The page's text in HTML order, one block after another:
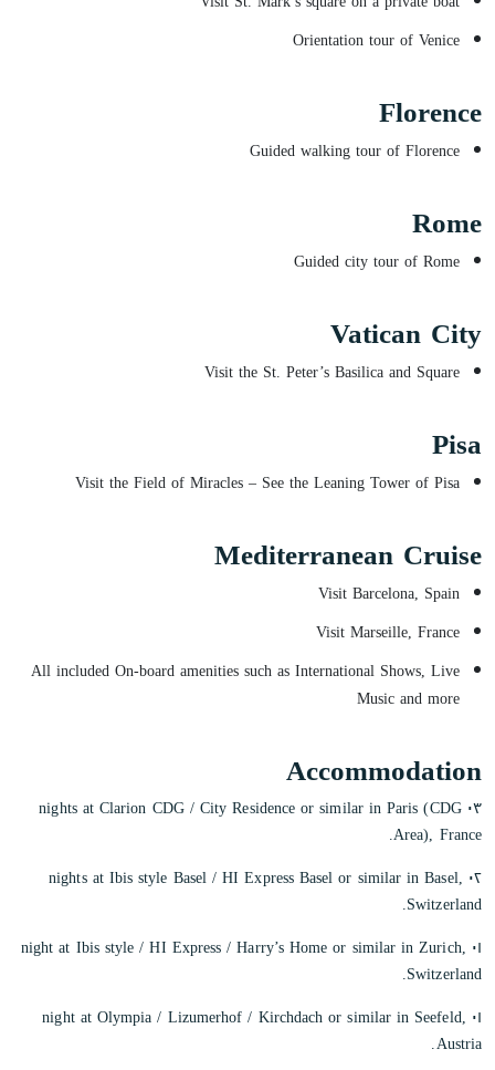
Orientation tour of Venice
Florence
Guided walking tour of Florence
Rome
Guided city tour of Rome
Vatican City
Visit the St. Peter’s Basilica and Square
Pisa
Visit the Field of Miracles – See the Leaning Tower of Pisa
Mediterranean Cruise
Visit Barcelona, Spain
Visit Marseille, France
All included On-board amenities such as International Shows, Live
Music and more
Accommodation
٠٣ nights at Clarion CDG / City Residence or similar in Paris (CDG
Area), France.
٠٢ nights at Ibis style Basel / HI Express Basel or similar in Basel,
Switzerland.
٠١ night at Ibis style / HI Express / Harry’s Home or similar in Zurich,
Switzerland.
٠١ night at Olympia / Lizumerhof / Kirchdach or similar in Seefeld,
Austria.